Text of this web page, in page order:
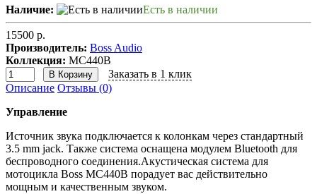
Наличие: Есть в наличии
15500 р.
Производитель: Boss Audio
Коллекция: MC440B
В Корзину
Заказать в 1 клик
Описание Отзывы (0)
Управление
Источник звука подключается к колонкам через стандартный
3.5 mm jack. Также система оснащена модулем Bluetooth для
беспроводного соединения.Акустическая система для
мотоцикла Boss MC440B порадует вас действительно
мощным и качественным звуком.